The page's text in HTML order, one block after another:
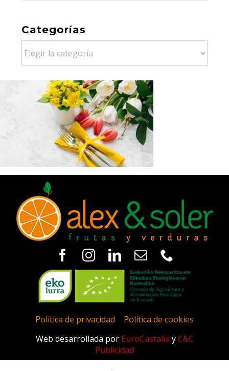
Categorías
Política de privacidad
Política de cookies
Web desarrollada por EuroCastalia y C&C
Publicidad